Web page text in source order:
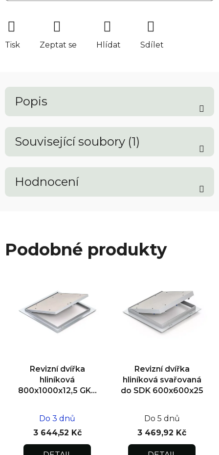
Tisk Zeptat se Hlídat Sdílet
Popis
Související soubory (1)
Hodnocení
Podobné produkty
Revizní dvířka
hliníková
800x1000x12,5 GKB
Do 3 dnů
3 644,52 Kč
Revizní dvířka
hliníková svařovaná
do SDK 600x600x25
Do 5 dnů
3 469,92 Kč